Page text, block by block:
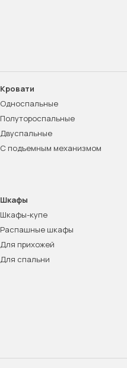
Кровати
Односпальные
Полутороспальные
Двуспальные
С подъемным механизмом
Шкафы
Шкафы-купе
Распашные шкафы
Для прихожей
Для спальни